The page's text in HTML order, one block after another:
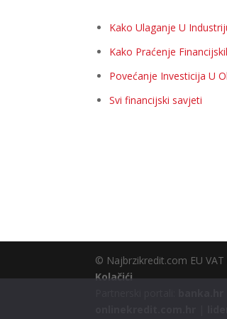
Kako Ulaganje U
Kako Praćenje
Povećanje Investicija U
Svi financijski savjeti
© Najbrzikredit.com EU
Kolačići